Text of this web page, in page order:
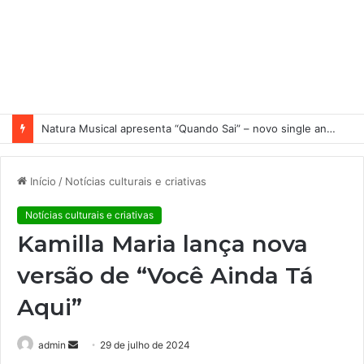
Natura Musical apresenta “Quando Sai” – novo single antecipa estreia do primeiro álbum solo de Elisa Maia
Início / Notícias culturais e criativas
Notícias culturais e criativas
Kamilla Maria lança nova
versão de “Você Ainda Tá
Aqui”
admin 29 de julho de 2024